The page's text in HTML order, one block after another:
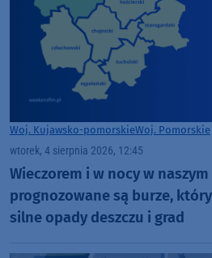
Woj. Kujawsko-pomorskieWoj. Pomorskie
wtorek, 4 sierpnia 2026, 12:45
Wieczorem i w nocy w
prognozowane są burze,
silne opady deszczu i grad